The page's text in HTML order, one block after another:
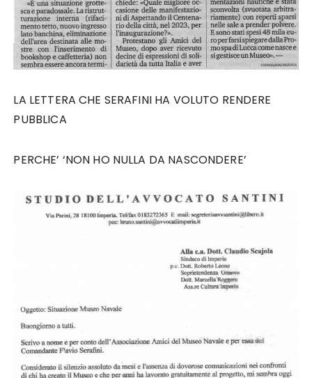
LA LETTERA CHE SERAFINI HA VOLUTO RENDERE
PUBBLICA
PERCHE’ ‘NON HO NULLA DA NASCONDERE’